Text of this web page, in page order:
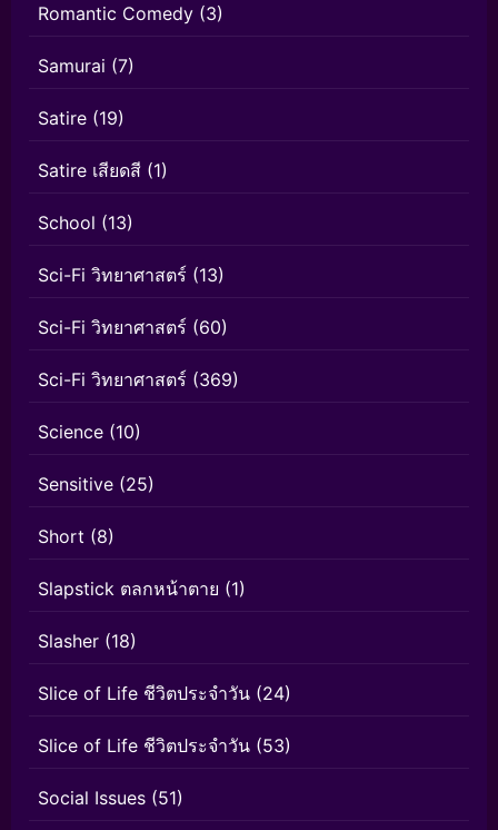
Romantic Comedy (3)
Samurai (7)
Satire (19)
Satire เสียดสี (1)
School (13)
Sci-Fi วิทยาศาสตร์ (13)
Sci-Fi วิทยาศาสตร์ (60)
Sci-Fi วิทยาศาสตร์ (369)
Science (10)
Sensitive (25)
Short (8)
Slapstick ตลกหน้าตาย (1)
Slasher (18)
Slice of Life ชีวิตประจำวัน (24)
Slice of Life ชีวิตประจำวัน (53)
Social Issues (51)